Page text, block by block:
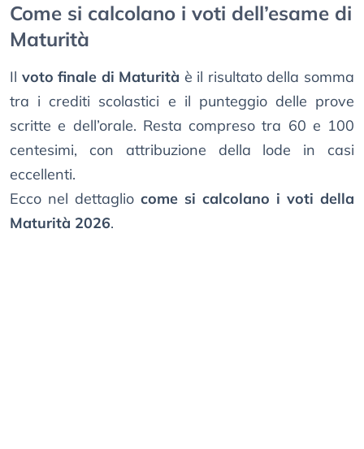
Come si calcolano i voti dell’esame di
Maturità
Il voto finale di Maturità è il risultato della somma
tra i crediti scolastici e il punteggio delle prove
scritte e dell’orale. Resta compreso tra 60 e 100
centesimi, con attribuzione della lode in casi
eccellenti.
Ecco nel dettaglio come si calcolano i voti della
Maturità 2026.